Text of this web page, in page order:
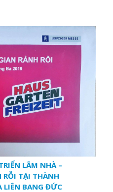
LÃM NHÀ –
TẠI THÀNH
LIÊN BANG ĐỨC